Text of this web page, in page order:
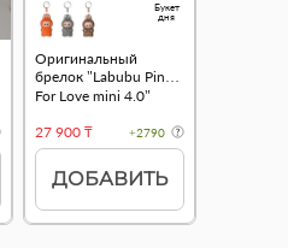
Букет
дня
Оригинальный
брелок "Labubu Pin
For Love mini 4.0"
27 900 ₸
+2790
ДОБАВИТЬ